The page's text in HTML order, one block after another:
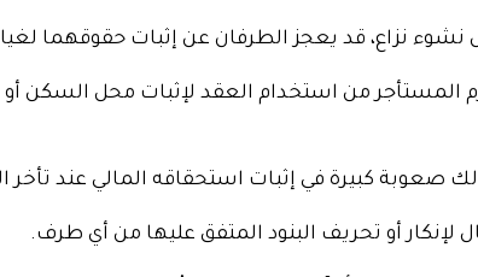
نشوء نزاع، قد يعجز الطرفان عن إثبات حقوقهما
المستأجر من استخدام العقد لإثبات محل السكن
صعوبة كبيرة في إثبات استحقاقه المالي عند تأخر
لإنكار أو تحريف البنود المتفق عليها من أي طرف.